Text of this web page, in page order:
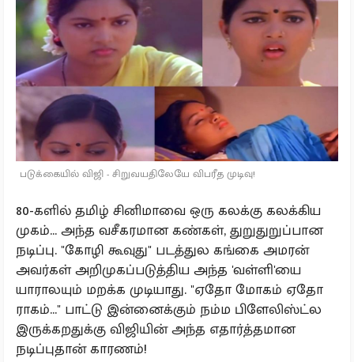
படுக்கையில் விஜி - சிறுவயதிலேயே விபரீத முடிவு!
80-களில் தமிழ் சினிமாவை ஒரு கலக்கு கலக்கிய
முகம்... அந்த வசீகரமான கண்கள், துறுதுறுப்பான
நடிப்பு. "கோழி கூவுது" படத்துல கங்கை அமரன்
அவர்கள் அறிமுகப்படுத்திய அந்த 'வள்ளி'யை
யாராலயும் மறக்க முடியாது. "ஏதோ மோகம் ஏதோ
ராகம்..." பாட்டு இன்னைக்கும் நம்ம பிளேலிஸ்ட்ல
இருக்கறதுக்கு விஜியின் அந்த எதார்த்தமான
நடிப்புதான் காரணம்!